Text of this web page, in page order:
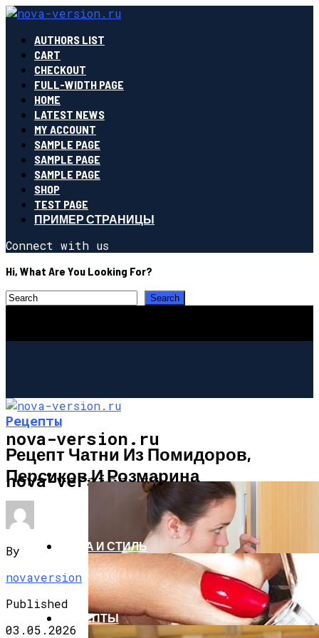
AUTHORS LIST
CART
CHECKOUT
FULL-WIDTH PAGE
HOME
LATEST NEWS
MY ACCOUNT
SAMPLE PAGE
SAMPLE PAGE
SAMPLE PAGE
SHOP
TEST PAGE
ПРИМЕР СТРАНИЦЫ
Connect with us
Hi, What Are You Looking For?
nova-version.ru
nova-version.ru
ИНТЕРЕСНОЕ И ПОЗНАВАТЕЛЬНОЕ
МОДА И СТИЛЬ
РЕЦЕПТЫ
Рецепты
Рецепт Чатни Из Помидоров,
Персиков И Розмарина
By
novaversion
Published
03.05.2026